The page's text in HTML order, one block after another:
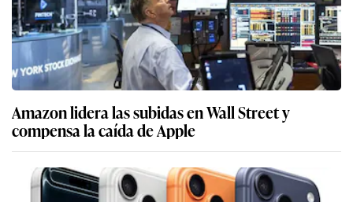
Amazon lidera las subidas en Wall Street y
compensa la caída de Apple